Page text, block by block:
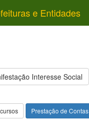
e Entidades
Interesse Social
Prestação de Contas